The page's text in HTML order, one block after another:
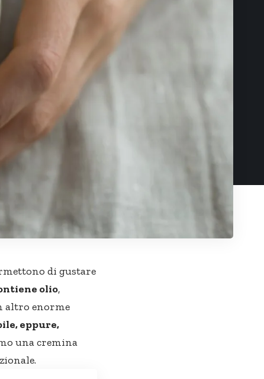
di gustare
olio,
altro enorme
eppure,
una cremina